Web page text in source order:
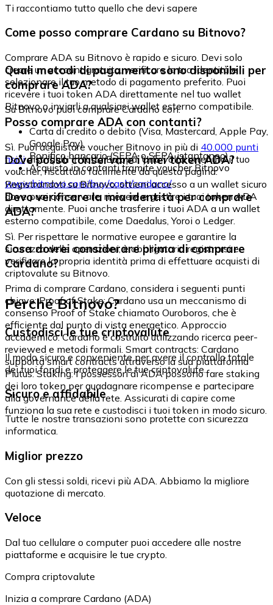
Ti raccontiamo tutto quello che devi sapere
Come posso comprare Cardano su Bitnovo?
Comprare ADA su Bitnovo è rapido e sicuro. Devi solo
creare un account gratuito, verificare la tua identità e
selezionare il tuo metodo di pagamento preferito. Puoi
ricevere i tuoi token ADA direttamente nel tuo wallet
Bitnovo o inviarli a qualsiasi wallet esterno compatibile.
Quali metodi di pagamento sono disponibili per
comprare ADA?
Su Bitnovo puoi comprare Cardano con:
Carta di credito o debito (Visa, Mastercard, Apple Pay,
Google Pay)
Bonifico bancario (SEPA o SEPA istantaneo)
Acquisto in contanti tramite voucher Bitnovo
Posso comprare ADA con contanti?
Sì. Puoi acquistare voucher Bitnovo in più di 40.000 punti
fisicidistribuiti in tutta Europa. Una volta ottenuto il tuo
voucher, riscattalo facilmente da questa pagina:
www.bitnovo.com/buy/cash/cardano/
Dove posso conservare i miei token ADA?
Registrandoti su Bitnovo, ottieni accesso a un wallet sicuro
dove puoi conservare, ricevere e gestire i tuoi token ADA
direttamente. Puoi anche trasferire i tuoi ADA a un wallet
esterno compatibile, come Daedalus, Yoroi o Ledger.
Devo verificare la mia identità per comprare
ADA?
Sì. Per rispettare le normative europee e garantire la
sicurezza delle operazioni, è obbligatorio registrarsi e
verificare la propria identità prima di effettuare acquisti di
criptovalute su Bitnovo.
Cosa dovrei considerare prima di comprare
Cardano?
Prima di comprare Cardano, considera i seguenti punti
chiave: Proof of Stake: Cardano usa un meccanismo di
consenso Proof of Stake chiamato Ouroboros, che è
efficiente dal punto di vista energetico. Approccio
accademico: Cardano è costruito utilizzando ricerca peer-
reviewed e metodi formali. Smart contracts: Cardano
supporta smart contracts attraverso la sua piattaforma
Plutus. Staking: I possessori di ADA possono fare staking
dei loro token per guadagnare ricompense e partecipare
alla governance della rete. Assicurati di capire come
funziona la sua rete e custodisci i tuoi token in modo sicuro.
Perché Bitnovo?
Custodisci le tue criptovalute
Il modo sicuro e conveniente per avere il controllo totale
dei tuoi fondi e proteggere le tue criptovalute.
Sicuro e affidabile
Tutte le nostre transazioni sono protette con sicurezza
informatica.
Miglior prezzo
Con gli stessi soldi, ricevi più ADA. Abbiamo la migliore
quotazione di mercato.
Veloce
Dal tuo cellulare o computer puoi accedere alle nostre
piattaforme e acquisire le tue crypto.
Compra criptovalute
Inizia a comprare Cardano (ADA)